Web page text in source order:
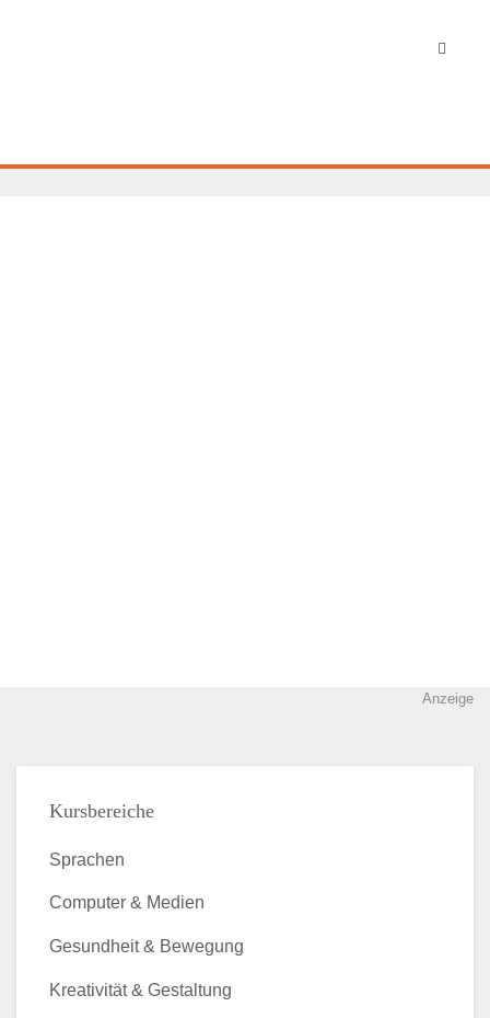
Anzeige
Kursbereiche
Sprachen
Computer & Medien
Gesundheit & Bewegung
Kreativität & Gestaltung